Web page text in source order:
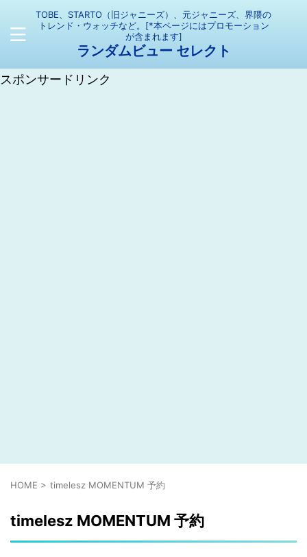
TOBE、STARTO（旧ジャニーズ）、元ジャニーズ、界隈の
トレンド・ウォッチなど。[*本ページにはプロモーション
が含まれます]
ランダムビュー セレクト
スポンサードリンク
HOME > timelesz MOMENTUM 予約
timelesz MOMENTUM 予約